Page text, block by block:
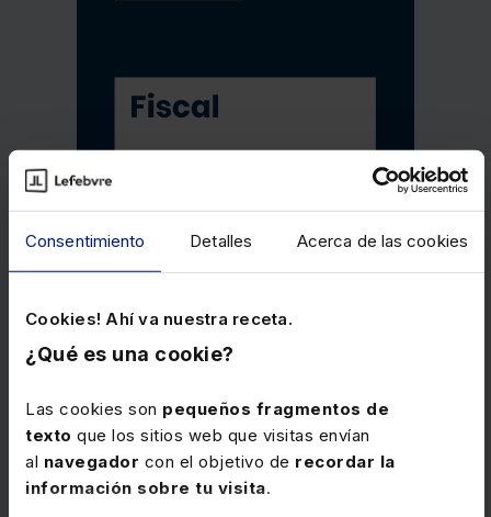
Consentimiento Detalles Acerca de las cookies
Cookies! Ahí va nuestra receta.
¿Qué es una cookie?
Las cookies son pequeños fragmentos de
texto que los sitios web que visitas envían
al navegador con el objetivo de recordar la
información sobre tu visita.
Memento Fiscal 2026